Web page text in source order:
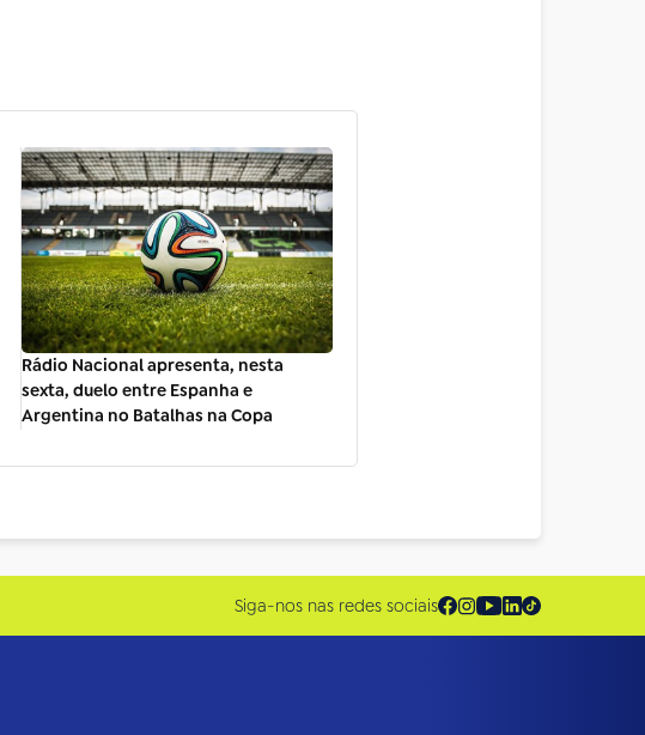
Rádio Nacional apresenta, nesta
sexta, duelo entre Espanha e
Argentina no Batalhas na Copa
Siga-nos nas redes sociais